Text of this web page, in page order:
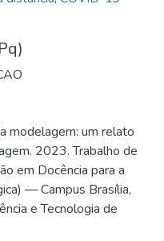
modelagem: um relato
2023. Trabalho de
em Docência para a
— Campus Brasília,
e Tecnologia de